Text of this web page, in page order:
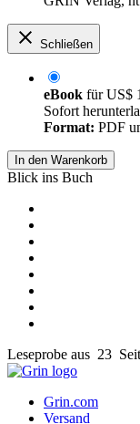
Schließen
eBook fürUS$
Sofort
Format: PDF
In den Warenkorb
Blick ins Buch
Leseprobe aus 23
Grin.com
Versand